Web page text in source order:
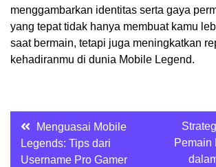
menggambarkan identitas serta gaya
yang tepat tidak hanya membuat kamu
saat bermain, tetapi juga meningkatkan
kehadiranmu di dunia Mobile Legend.
Post
navigation
Menguasai Mobile
Legends: Tips dari
Username Pro Gamer
Pemain